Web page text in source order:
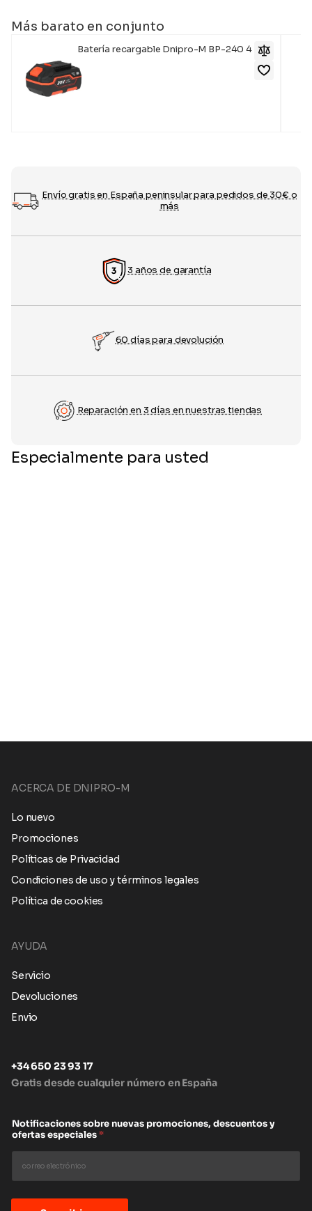
Más barato en conjunto
Batería recargable Dnipro-M BP-240 4 A/h
Envío gratis en España peninsular para pedidos de 30€ o
más
3 años de garantía
60 días para devolución
Reparación en 3 días en nuestras tiendas
Especialmente para usted
ACERCA DE DNIPRO-M
Lo nuevo
Promociones
Políticas de Privacidad
Condiciones de uso y términos legales
Política de cookies
AYUDA
Servicio
Devoluciones
Envio
+34 650 23 93 17
Gratis desde cualquier número en España
Notificaciones sobre nuevas promociones, descuentos y
ofertas especiales*